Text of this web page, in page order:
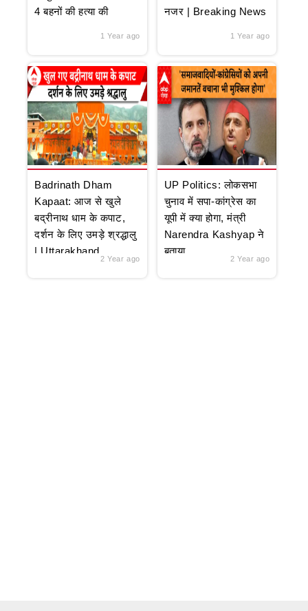
4 बहनों की हत्या की
1 Year ago
नजर | Breaking News
1 Year ago
Badrinath Dham
Kapaat: आज से खुले
बद्रीनाथ धाम के कपाट,
दर्शन के लिए उमड़े श्रद्धालु
| Uttarakhand
2 Year ago
UP Politics: लोकसभा
चुनाव में सपा-कांग्रेस का
यूपी में क्या होगा, मंत्री
Narendra Kashyap ने
बताया
2 Year ago